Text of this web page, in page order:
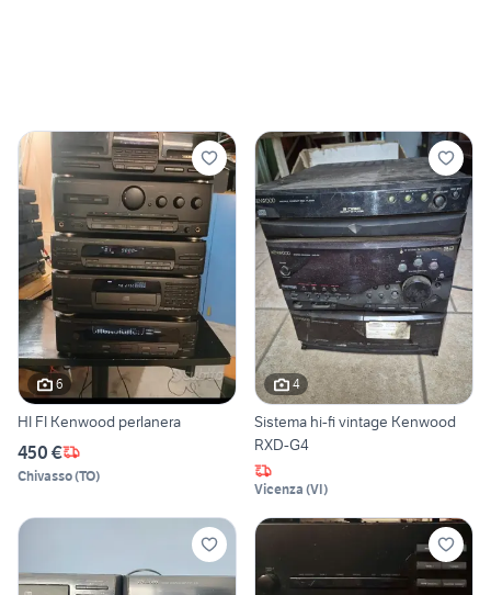
6
HI FI Kenwood perlanera
450 €
Chivasso(TO)
4
Sistema hi-fi vintage Kenwood
RXD-G4
Vicenza (VI)